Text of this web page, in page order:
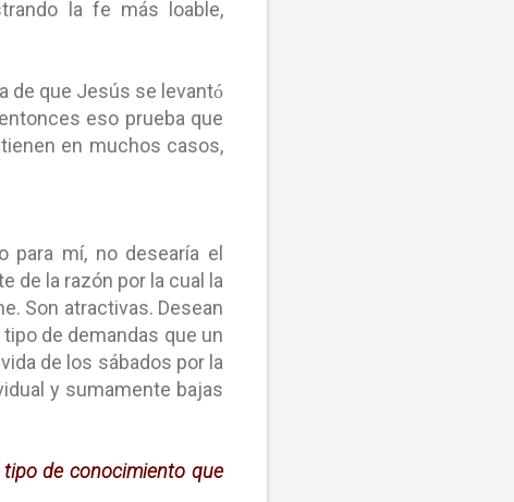
la fe más loable,
de que Jesús se levantó
eso prueba que
en muchos casos,
para mí, no desearía el
de la razón por la cual la
Son atractivas. Desean
de demandas que un
de los sábados por la
y sumamente bajas
de conocimiento que